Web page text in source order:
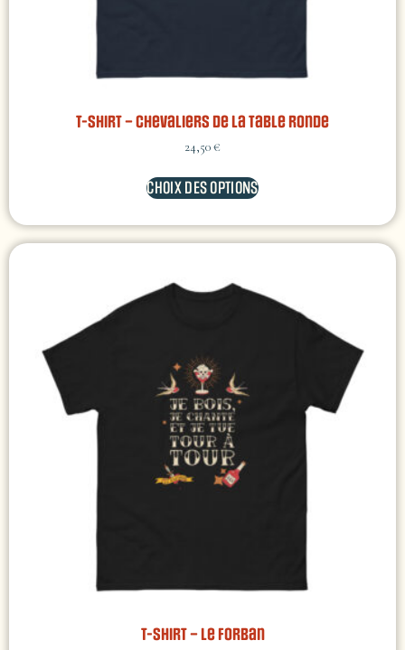
T-shirt – Chevaliers de la table ronde
24,50€
CHOIX DES OPTIONS
T-shirt – Le Forban